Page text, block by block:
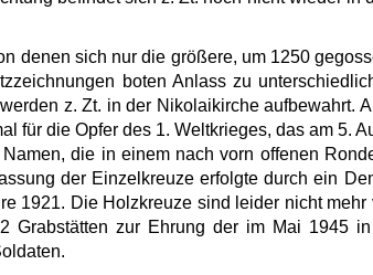
denen sich nur die größere, um 1250
boten Anlass zu
z. Zt. in der Nikolaikirche aufbewahrt.
für die Opfer des 1. Weltkrieges, das am 5.
die in einem nach vorn offenen
der Einzelkreuze erfolgte durch ein
1921. Die Holzkreuze sind leider nicht mehr
Grabstätten zur Ehrung der im Mai 1945